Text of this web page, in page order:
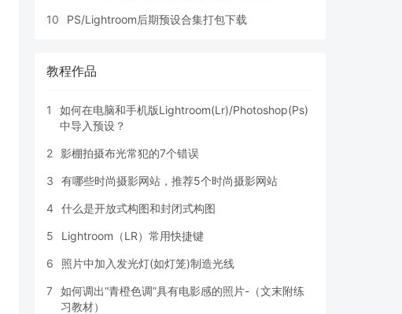
10 PS/Lightroom后期预设合集打包下载
教程作品
1
如何在电脑和手机版Lightroom(Lr)/Photoshop(Ps)
中导入预设？
2 影棚拍摄布光常犯的7个错误
3 有哪些时尚摄影网站，推荐5个时尚摄影网站
4 什么是开放式构图和封闭式构图
5 Lightroom（LR）常用快捷键
6 照片中加入发光灯(如灯笼)制造光线
7 如何调出“青橙色调”具有电影感的照片-（文末附练
习教材）